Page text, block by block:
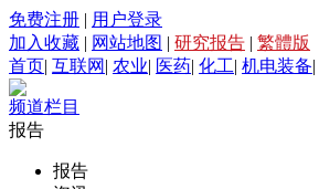
免费注册 | 用户登录
加入收藏 | 网站地图 | 研究报告 | 繁體版
首页| 互联网 | 农业| 医药| 化工| 机电装备|
频道栏目
报告
报告